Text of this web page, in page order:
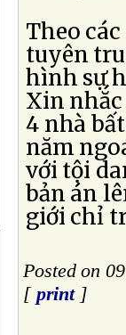
Theo
tuyên
hình sự
Xin
4 nhà
năm
với tội
bản án
giới chỉ
Posted on
[ print]